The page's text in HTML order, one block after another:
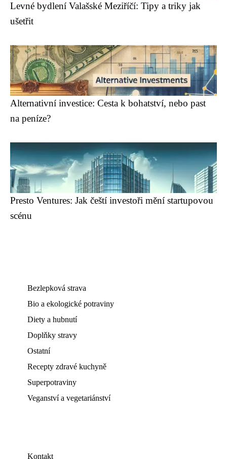
Levné bydlení Valašské Meziříčí: Tipy a triky jak
ušetřit
Alternativní investice: Cesta k bohatství, nebo past
na peníze?
Presto Ventures: Jak čeští investoři mění startupovou
scénu
Bezlepková strava
Bio a ekologické potraviny
Diety a hubnutí
Doplňky stravy
Ostatní
Recepty zdravé kuchyně
Superpotraviny
Veganství a vegetariánství
Kontakt